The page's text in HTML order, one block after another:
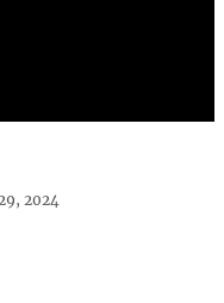
2024